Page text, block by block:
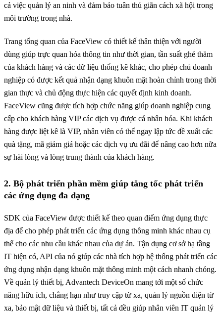
cả việc quản lý an ninh và đảm bảo tuân thủ giãn cách xã hội trong
môi trường trong nhà.
Trang tổng quan của FaceView có thiết kế thân thiện với người
dùng giúp trực quan hóa thông tin như thời gian, tần suất ghé thăm
của khách hàng và các dữ liệu thống kê khác, cho phép chủ doanh
nghiệp có được kết quả nhận dạng khuôn mặt hoàn chỉnh trong thời
gian thực và chủ động thực hiện các quyết định kinh doanh.
FaceView cũng được tích hợp chức năng giúp doanh nghiệp cung
cấp cho khách hàng VIP các dịch vụ được cá nhân hóa. Khi khách
hàng được liệt kê là VIP, nhân viên có thể ngay lập tức đề xuất các
quà tặng, mã giảm giá hoặc các dịch vụ ưu đãi để nâng cao hơn nữa
sự hài lòng và lòng trung thành của khách hàng.
2. Bộ phát triển phần mềm giúp tăng tốc phát triển
các ứng dụng đa dạng
SDK của FaceView được thiết kế theo quan điểm ứng dụng thực
địa để cho phép phát triển các ứng dụng thông minh khác nhau cụ
thể cho các nhu cầu khác nhau của dự án. Tận dụng cơ sở hạ tầng
IT hiện có, API của nó giúp các nhà tích hợp hệ thống phát triển các
ứng dụng nhận dạng khuôn mặt thông minh một cách nhanh chóng.
Về quản lý thiết bị, Advantech DeviceOn mang tới một số chức
năng hữu ích, chẳng hạn như truy cập từ xa, quản lý nguồn điện từ
xa, bảo mật dữ liệu và thiết bị, tất cả đều giúp nhân viên IT quản lý